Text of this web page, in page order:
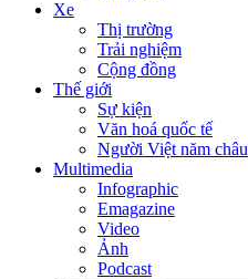
Xe
Thị trường
Trải nghiệm
Cộng đồng
Thế giới
Sự kiện
Văn hoá quốc tế
Người Việt năm châu
Multimedia
Infographic
Emagazine
Video
Ảnh
Podcast